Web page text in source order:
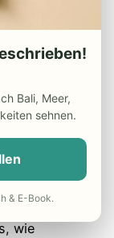
wie
Bali, Meer,
sehnen.
& E-Book.